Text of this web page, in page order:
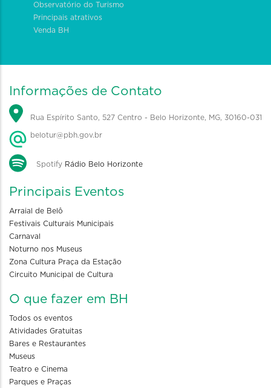
Observatório do Turismo
Principais atrativos
Venda BH
Informações de Contato
Rua Espírito Santo, 527 Centro - Belo Horizonte, MG, 30160-031
belotur@pbh.gov.br
Spotify Rádio Belo Horizonte
Principais Eventos
Arraial de Belô
Festivais Culturais Municipais
Carnaval
Noturno nos Museus
Zona Cultura Praça da Estação
Circuito Municipal de Cultura
O que fazer em BH
Todos os eventos
Atividades Gratuitas
Bares e Restaurantes
Museus
Teatro e Cinema
Parques e Praças